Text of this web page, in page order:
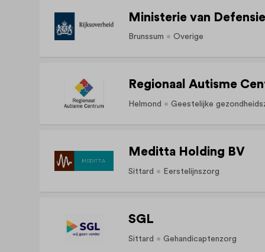
Ministerie van Defensie
Brunssum Overige
Regionaal Autisme
Helmond Geestelijke
Meditta Holding BV
Sittard Eerstelijnszorg
SGL
Sittard Gehandicaptenzorg